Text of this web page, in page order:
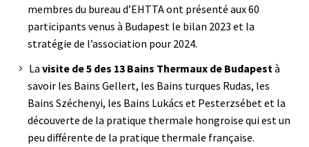
membres du bureau d’EHTTA ont présenté aux 60
participants venus à Budapest le bilan 2023 et la
stratégie de l’association pour 2024.
La visite de 5 des 13 Bains Thermaux de Budapestà
savoir les Bains Gellert, les Bains turques Rudas, les
Bains Széchenyi, les Bains Lukács et Pesterzsébet et la
découverte de la pratique thermale hongroise qui est un
peu différente de la pratique thermale française.